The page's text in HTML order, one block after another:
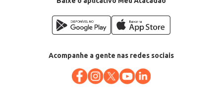
Acompanhe a gente nas redes sociais